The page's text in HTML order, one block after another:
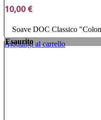
10,00 €
Soave DOC Classico
Aggiungi al carrello
Esaurito